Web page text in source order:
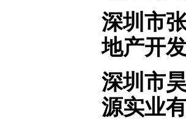
深圳
地产开
深圳
源实业